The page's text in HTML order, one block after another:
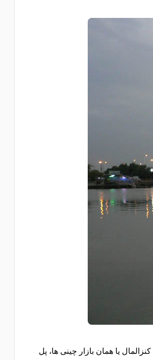
یا همان بازار چینی ها، پل